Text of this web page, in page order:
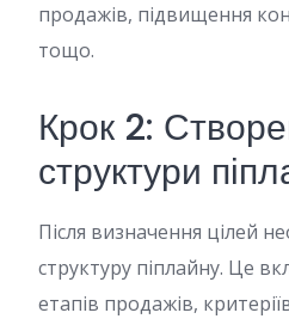
продажів, підвищення
тощо.
Крок 2:
структури
Після визначення цілей
структуру піплайну. Це
етапів продажів,